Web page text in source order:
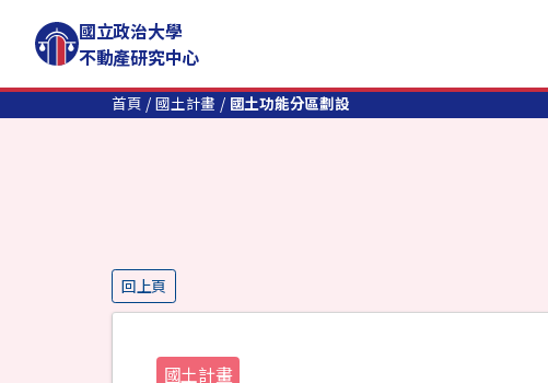
國立政治大學
不動產研究中心
首頁 國土計畫 國土功能分區劃設
回上頁
國土計畫